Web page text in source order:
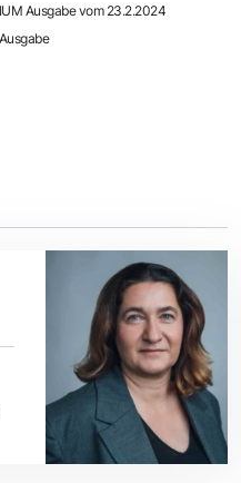
Ausgabe vom 23.2.2024